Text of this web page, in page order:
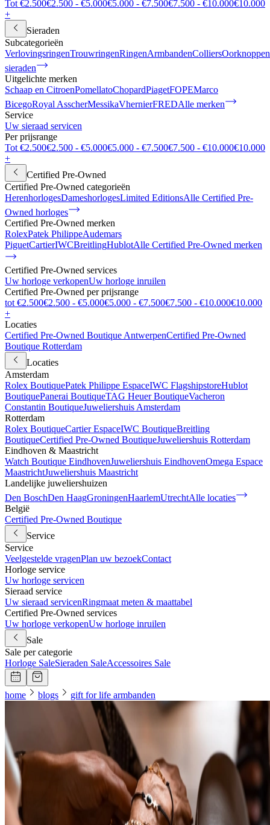
Tot €2.500€2.500 - €5.000€5.000 - €7.500€7.500 - €10.000€10.000
+
Sieraden
Subcategorieën
VerlovingsringenTrouwringenRingenArmbandenColliersOorknoppen
sieraden
Uitgelichte merken
Schaap en CitroenPomellatoChopardPiagetFOPEMarco
BicegoRoyal AsscherMessikaVhernierFREDAlle merken
Service
Uw sieraad servicen
Per prijsrange
Tot €2.500€2.500 - €5.000€5.000 - €7.500€7.500 - €10.000€10.000
+
Certified Pre-Owned
Certified Pre-Owned categorieën
HerenhorlogesDameshorlogesLimited EditionsAlle Certified Pre-
Owned horloges
Certified Pre-Owned merken
RolexPatek PhilippeAudemars
PiguetCartierIWCBreitlingHublotAlle Certified Pre-Owned merken
Certified Pre-Owned services
Uw horloge verkopenUw horloge inruilen
Certified Pre-Owned per prijsrange
tot €2.500€2.500 - €5.000€5.000 - €7.500€7.500 - €10.000€10.000
+
Locaties
Certified Pre-Owned Boutique AntwerpenCertified Pre-Owned
Boutique Rotterdam
Locaties
Amsterdam
Rolex BoutiquePatek Philippe EspaceIWC FlagshipstoreHublot
BoutiquePanerai BoutiqueTAG Heuer BoutiqueVacheron
Constantin BoutiqueJuweliershuis Amsterdam
Rotterdam
Rolex BoutiqueCartier EspaceIWC BoutiqueBreitling
BoutiqueCertified Pre-Owned BoutiqueJuweliershuis Rotterdam
Eindhoven & Maastricht
Watch Boutique EindhovenJuweliershuis EindhovenOmega Espace
MaastrichtJuweliershuis Maastricht
Landelijke juweliershuizen
Den BoschDen HaagGroningenHaarlemUtrechtAlle locaties
België
Certified Pre-Owned Boutique
Service
Service
Veelgestelde vragenPlan uw bezoekContact
Horloge service
Uw horloge servicen
Sieraad service
Uw sieraad servicenRingmaat meten & maattabel
Certified Pre-Owned services
Uw horloge verkopenUw horloge inruilen
Sale
Sale per categorie
Horloge SaleSieraden SaleAccessoires Sale
home blogs gift for life armbanden